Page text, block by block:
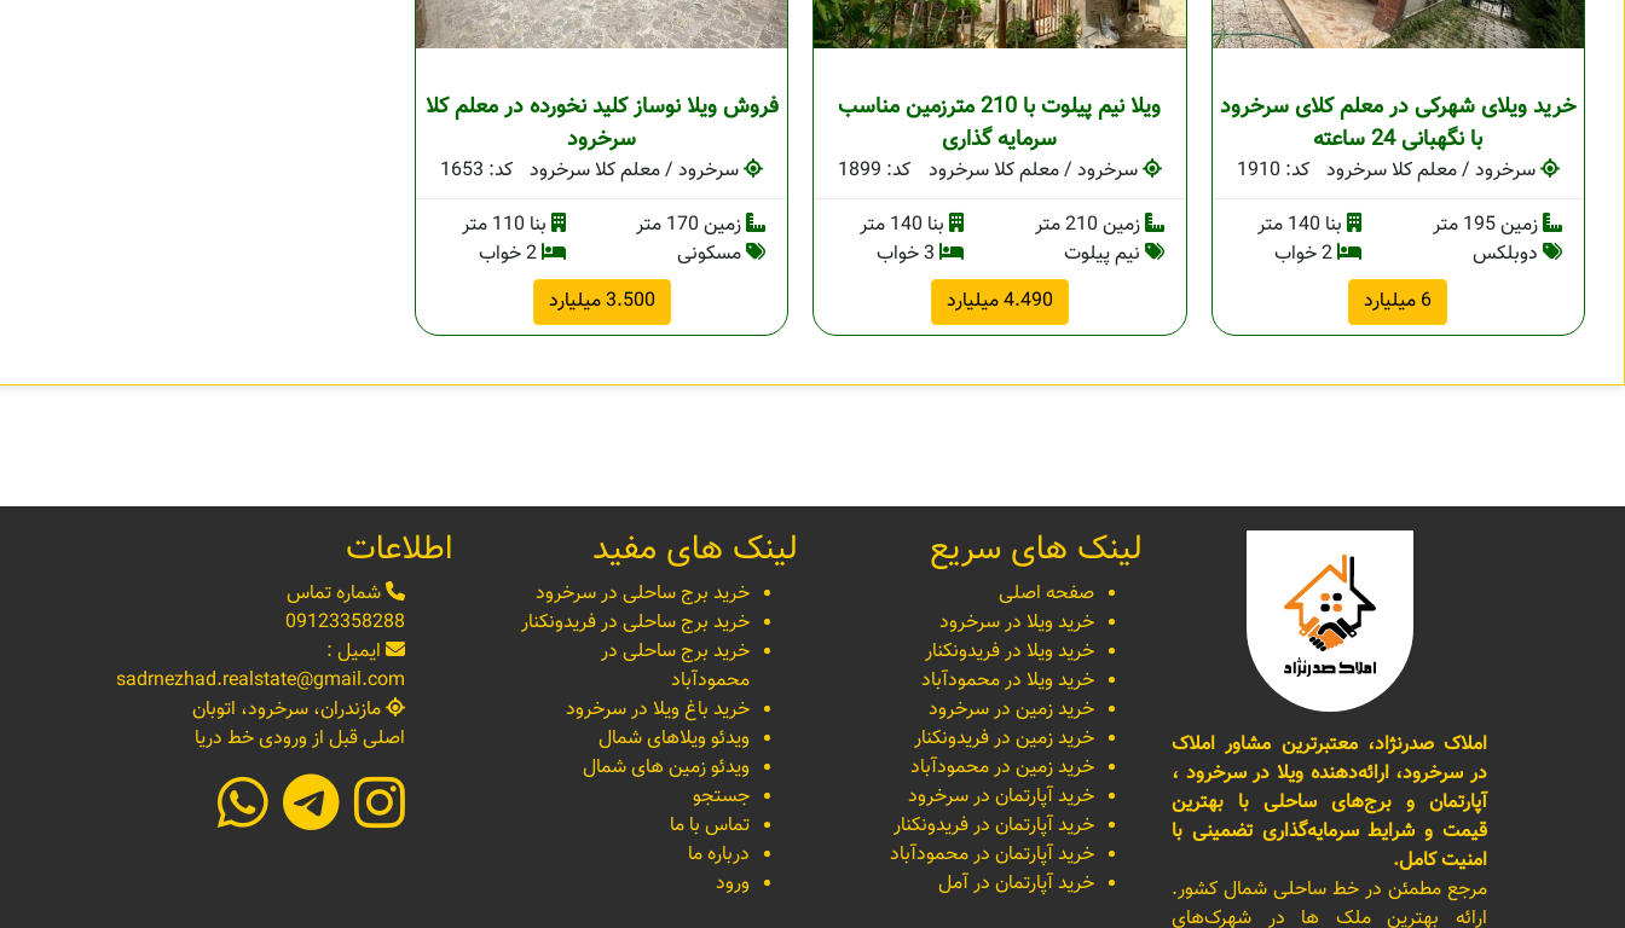
خرید ویلای شهرکی در معلم کلای سرخرود
با نگهبانی 24 ساعته
سرخرود / معلم کلا سرخرود کد: 1910
زمین 195 متر
بنا 140 متر
دوبلکس
2 خواب
6 میلیارد
ویلا نیم پیلوت با 210 مترزمین مناسب
سرمایه گذاری
سرخرود / معلم کلا سرخرود کد: 1899
زمین 210 متر
بنا 140 متر
نیم پیلوت
4.490 میلیارد
فروش ویلا نوساز کلید نخورده در معلم کلا
سرخرود
سرخرود / معلم کلا سرخرود کد: 1653
زمین 170 متر
بنا 110 متر
مسکونی
2 خواب
3.500 میلیارد
املاک صدرنژاد، معتبرترین مشاور املاک
در سرخرود، ارائه‌دهنده ویلا در سرخرود ،
آپارتمان و برج‌های ساحلی با بهترین
قیمت و شرایط سرمایه‌گذاری تضمینی با
امنیت کامل.
مرجع مطمئن در خط ساحلی شمال کشور.
ارائه بهترین ملک ها در شهرک‌های
لینک های سریع
صفحه اصلی
خرید ویلا در سرخرود
خرید ویلا در فریدونکنار
خرید ویلا در محمودآباد
خرید زمین در سرخرود
خرید زمین در فریدونکنار
خرید زمین در محمودآباد
خرید آپارتمان در سرخرود
خرید آپارتمان در فریدونکنار
خرید آپارتمان در محمودآباد
خرید آپارتمان در آمل
لینک های مفید
خرید برج ساحلی در سرخرود
خرید برج ساحلی در فریدونکنار
خرید برج ساحلی در
محمودآباد
خرید باغ ویلا در سرخرود
ویدئو ویلاهای شمال
ویدئو زمین های شمال
جستجو
تماس با ما
درباره ما
ورود
اطلاعات
شماره تماس
09123358288
ایمیل :
sadrnezhad.realstate@gmail.com
مازندران، سرخرود، اتوبان
اصلی قبل از ورودی خط دریا